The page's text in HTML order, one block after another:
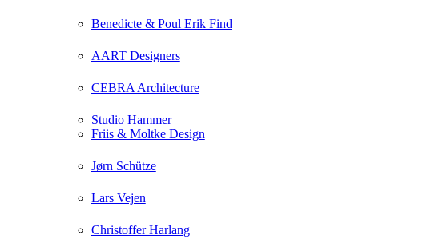
Benedicte & Poul Erik Find
AART Designers
CEBRA Architecture
Studio Hammer
Friis & Moltke Design
Jørn Schütze
Lars Vejen
Christoffer Harlang